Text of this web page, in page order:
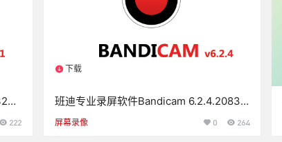
中
222
下载
班迪专业录屏软件Bandicam 6.2.4.2083
绿色便携VIP授权版
屏幕录像 0 264